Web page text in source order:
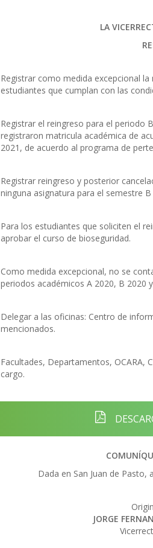
LA
Registrar como medida excepcional
estudiantes que cumplan con las
Registrar el reingreso para el periodo
registraron matricula académica de
2021, de acuerdo al programa de
Registrar reingreso y posterior
ninguna asignatura para el semestre B
Para los estudiantes que soliciten el
aprobar el curso de bioseguridad.
Como medida excepcional, no se
periodos académicos A 2020, B 2020
Delegar a las oficinas: Centro de
mencionados.
Facultades, Departamentos, OCARA,
cargo.
Dada en San Juan de Pasto,
JORGE